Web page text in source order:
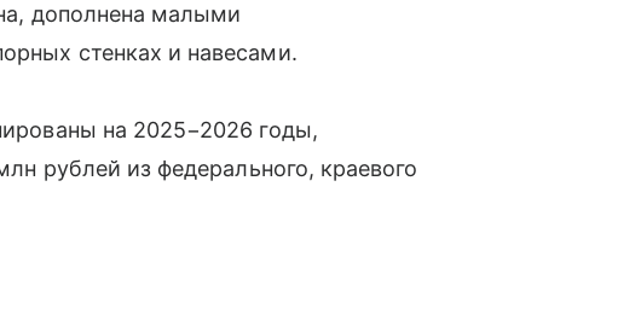
дополнена малыми
стенках и навесами.
на 2025−2026 годы,
рублей из федерального, краевого